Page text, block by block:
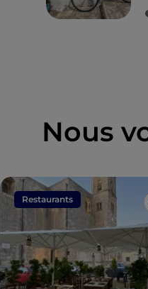
Nous
Restaurants